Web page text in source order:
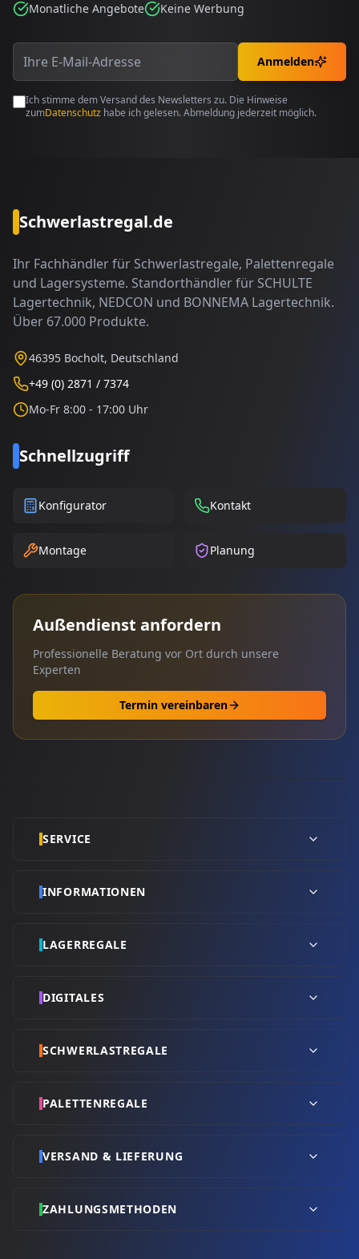
Monatliche Angebote Keine Werbung
Anmelden
Ich stimme dem Versand des Newsletters zu. Die Hinweise
zumDatenschutz habe ich gelesen. Abmeldung jederzeit möglich.
Schwerlastregal.de
Ihr Fachhändler für Schwerlastregale, Palettenregale
und Lagersysteme. Standorthändler für SCHULTE
Lagertechnik, NEDCON und BONNEMA Lagertechnik.
Über 67.000 Produkte.
46395 Bocholt, Deutschland
+49 (0) 2871 / 7374
Mo-Fr 8:00 - 17:00 Uhr
Schnellzugriff
Konfigurator Kontakt
Montage Planung
Außendienst anfordern
Professionelle Beratung vor Ort durch unsere
Experten
Termin vereinbaren
SERVICE
INFORMATIONEN
LAGERREGALE
DIGITALES
SCHWERLASTREGALE
PALETTENREGALE
VERSAND & LIEFERUNG
ZAHLUNGSMETHODEN